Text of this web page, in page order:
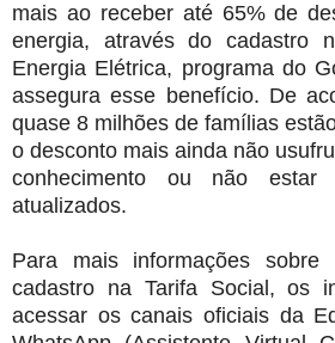
mais ao receber até 65% de
energia, através do cadastro
Energia Elétrica, programa do
assegura esse benefício. De
quase 8 milhões de famílias
o desconto mais ainda não
conhecimento ou não
atualizados.
Para mais informações
cadastro na Tarifa Social, os
acessar os canais oficiais da